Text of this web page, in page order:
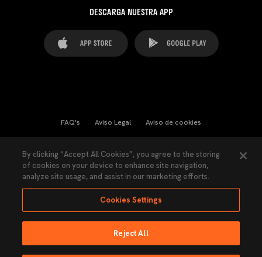
DESCARGA NUESTRA APP
FAQ's Aviso Legal Aviso de cookies
Ley Transparencia Política de Privacidad
Accesibilidad
Ninguna parte de esta página puede ser reproducida sin el permiso del Valencia
By clicking “Accept All Cookies”, you agree to the storing
of cookies on your device to enhance site navigation,
analyze site usage, and assist in our marketing efforts.
Cookies Settings
Reject All